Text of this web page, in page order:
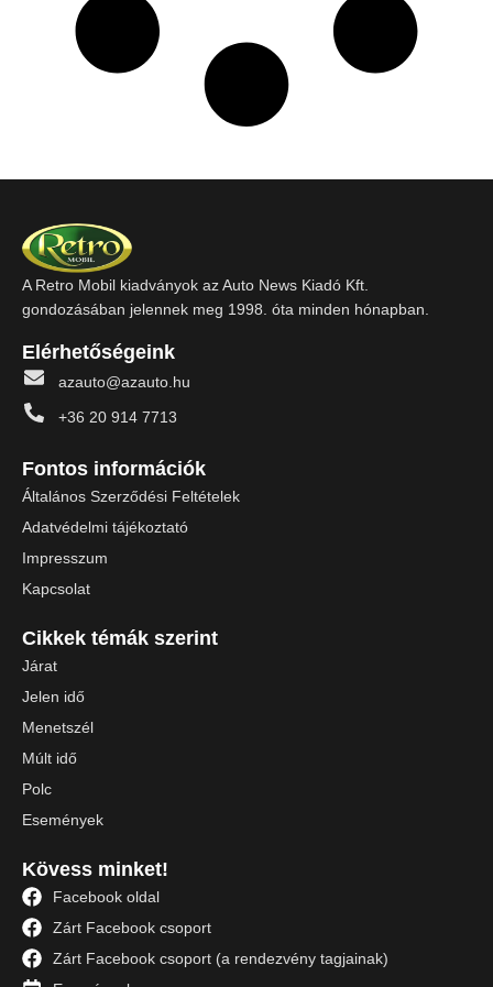
A Retro Mobil kiadványok az Auto News Kiadó Kft.
gondozásában jelennek meg 1998. óta minden hónapban.
Elérhetőségeink
azauto@azauto.hu
+36 20 914 7713
Fontos információk
Általános Szerződési Feltételek
Adatvédelmi tájékoztató
Impresszum
Kapcsolat
Cikkek témák szerint
Járat
Jelen idő
Menetszél
Múlt idő
Polc
Események
Kövess minket!
Facebook oldal
Zárt Facebook csoport
Zárt Facebook csoport (a rendezvény tagjainak)